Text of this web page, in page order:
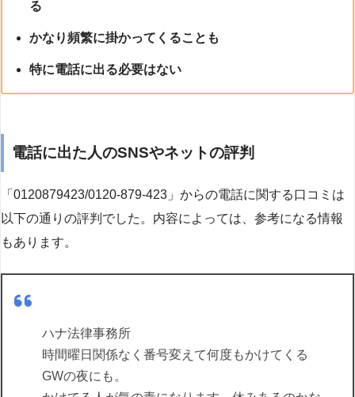
る
かなり頻繁に掛かってくることも
特に電話に出る必要はない
電話に出た人のSNSやネットの評判
「0120879423/0120-879-423」からの電話に関する口コミは
以下の通りの評判でした。内容によっては、参考になる情報
もあります。
ハナ法律事務所
時間曜日関係なく番号変えて何度もかけてくる
GWの夜にも。